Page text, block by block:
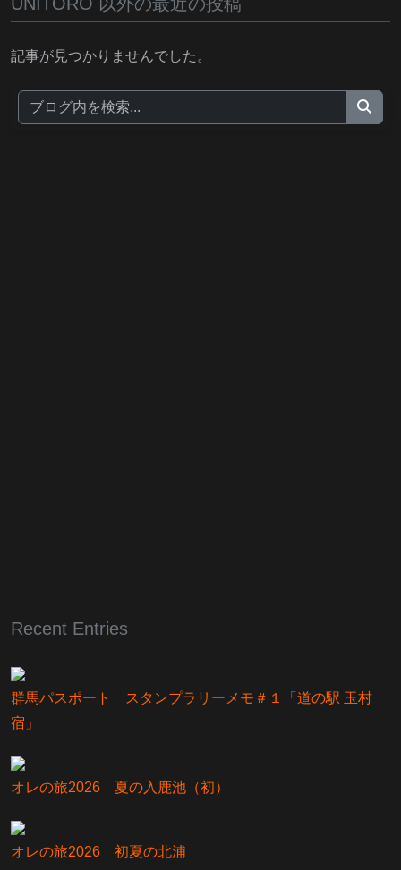
UNITORO 以外の最近の投稿
記事が見つかりませんでした。
Recent Entries
群馬パスポート スタンプラリーメモ＃１「道の駅 玉村
宿」
オレの旅2026 夏の入鹿池（初）
オレの旅2026 初夏の北浦